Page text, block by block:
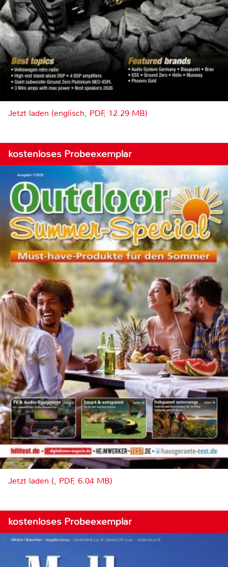
Jetzt laden (englisch, PDF, 12.29 MB)
kostenloses Probeexemplar
Jetzt laden (, PDF, 6.04 MB)
kostenloses Probeexemplar